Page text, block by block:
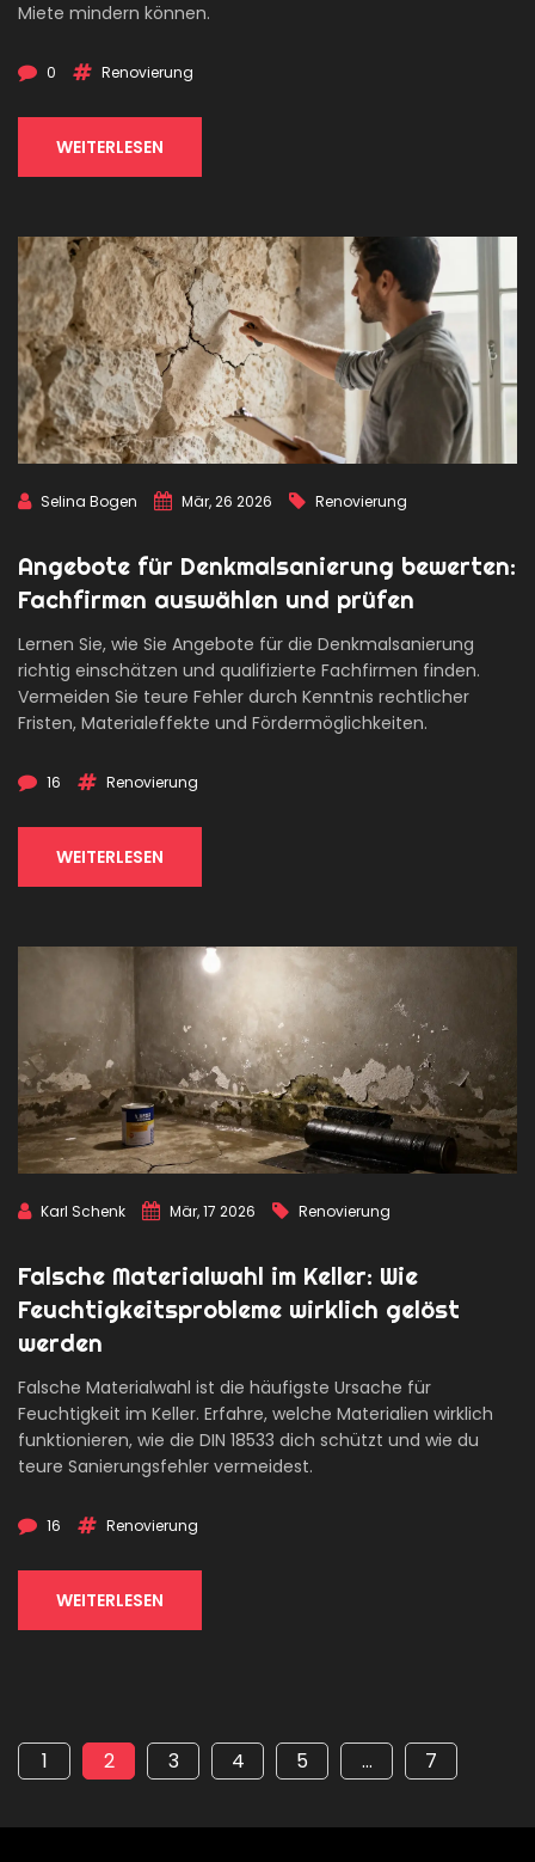
Miete mindern können.
0 Renovierung
WEITERLESEN
Selina Bogen Mär, 26 2026 Renovierung
Angebote für Denkmalsanierung bewerten:
Fachfirmen auswählen und prüfen
Lernen Sie, wie Sie Angebote für die Denkmalsanierung
richtig einschätzen und qualifizierte Fachfirmen finden.
Vermeiden Sie teure Fehler durch Kenntnis rechtlicher
Fristen, Materialeffekte und Fördermöglichkeiten.
16 Renovierung
WEITERLESEN
Karl Schenk Mär, 17 2026 Renovierung
Falsche Materialwahl im Keller: Wie
Feuchtigkeitsprobleme wirklich gelöst
werden
Falsche Materialwahl ist die häufigste Ursache für
Feuchtigkeit im Keller. Erfahre, welche Materialien wirklich
funktionieren, wie die DIN 18533 dich schützt und wie du
teure Sanierungsfehler vermeidest.
16 Renovierung
WEITERLESEN
1 2 3 4 5 … 7